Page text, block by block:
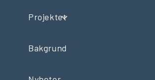
Projektet
Bakgrund